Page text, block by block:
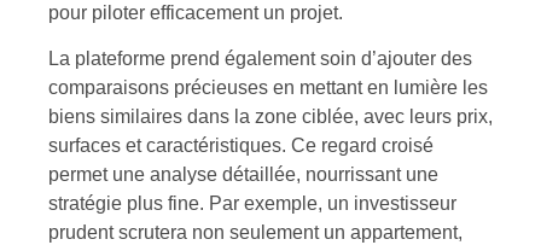
pour piloter efficacement un projet.
La plateforme prend également soin d’ajouter des
comparaisons précieuses en mettant en lumière les
biens similaires dans la zone ciblée, avec leurs prix,
surfaces et caractéristiques. Ce regard croisé
permet une analyse détaillée, nourrissant une
stratégie plus fine. Par exemple, un investisseur
prudent scrutera non seulement un appartement,